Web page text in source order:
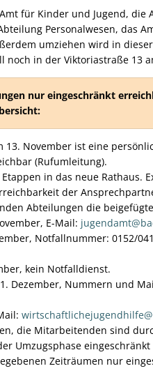
für Kinder und Jugend, die
Personalwesen, das
umziehen wird in
in der Viktoriastraße 13
nur eingeschränkt
13. November ist eine
(Rufumleitung).
in das neue Rathaus.
der
Abteilungen die
E-Mail:
Notfallnummer: 0152/
kein Notfalldienst.
Dezember, Nummern und
die Mitarbeitenden sind
Umzugsphase
Zeiträumen nur